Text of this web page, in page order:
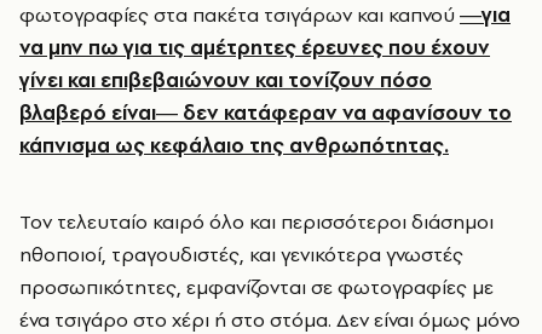
φωτογραφίες στα πακέτα τσιγάρων και καπνού ―για
να μην πω για τις αμέτρητες έρευνες που έχουν
γίνει και επιβεβαιώνουν και τονίζουν πόσο
βλαβερό είναι― δεν κατάφεραν να αφανίσουν το
κάπνισμα ως κεφάλαιο της ανθρωπότητας.
Τον τελευταίο καιρό όλο και περισσότεροι διάσημοι
ηθοποιοί, τραγουδιστές, και γενικότερα γνωστές
προσωπικότητες, εμφανίζονται σε φωτογραφίες με
ένα τσιγάρο στο χέρι ή στο στόμα. Δεν είναι όμως μόνο